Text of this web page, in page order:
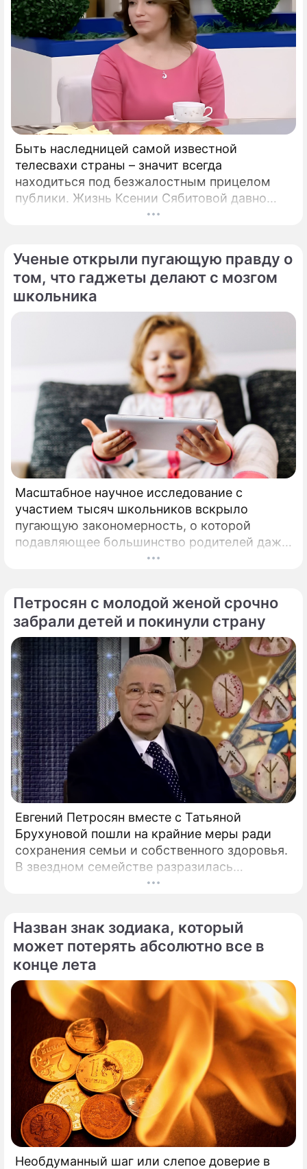
Эксперт Безпалько заявил о подготовке
Украиной масштабной военной
операции в Донбассе
Владимир Александрович
Зеленский
Президент Украины, актер
Быть наследницей самой известной
телесвахи страны – значит всегда
находиться под безжалостным прицелом
публики. Жизнь Ксении Сябитовой давно
рассматривают под мощной лупой.
Ученые открыли пугающую правду о
том, что гаджеты делают с мозгом
школьника
Масштабное научное исследование с
участием тысяч школьников вскрыло
пугающую закономерность, о которой
подавляющее большинство родителей даже
не догадывалось. Привычка дарить ребенку
подростковом возрасте обворачивается
скрытым провалом в учебе.
Петросян с молодой женой срочно
забрали детей и покинули страну
Евгений Петросян вместе с Татьяной
Брухуновой пошли на крайние меры ради
сохранения семьи и собственного здоровья.
В звездном семействе разразилась
настоящая тихая драма, которая вынудила
Назван знак зодиака, который
может потерять абсолютно все в
конце лета
Необдуманный шаг или слепое доверие в